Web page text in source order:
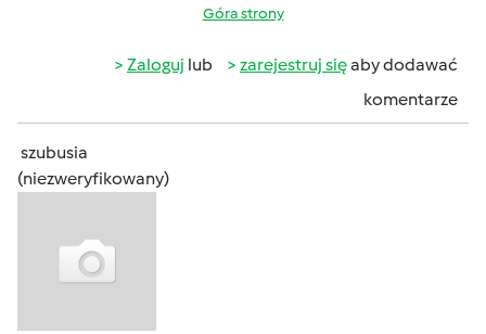
Góra strony
Zaloguj lub zarejestruj sięaby dodawać
komentarze
szubusia
(niezweryfikowany)